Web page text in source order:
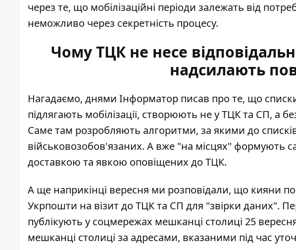
через те, що мобілізаційні періоди залежать від
неможливо через секретність процесу.
Чому ТЦК не несе
надсилають
Нагадаємо, днями Інформатор писав про те, що
підлягають мобілізації, створюють не у ТЦК та СП, а
Саме там розробляють алгоритми, за якими до списків
військовозобов'язаних. А вже "на місцях" формують
доставкою та явкою оповіщених до ТЦК.
А ще наприкінці вересня ми розповідали, що кияни
Укрпошти на візит до ТЦК та СП для "звірки даних".
публікують у соцмережах мешканці столиці 25
мешканці столиці за адресами, вказаними під час